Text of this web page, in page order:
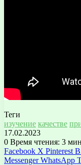
Теги
изучение качестве
17.02.2023
0 Время чтения: 3
Facebook X Pinterest
Messenger WhatsApp